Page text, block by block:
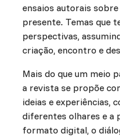
ensaios autorais
presente. Temas que
perspectivas,
criação, encontro e
Mais do que um meio
a revista se propõe
ideias e experiências,
diferentes olhares e a
formato digital, o